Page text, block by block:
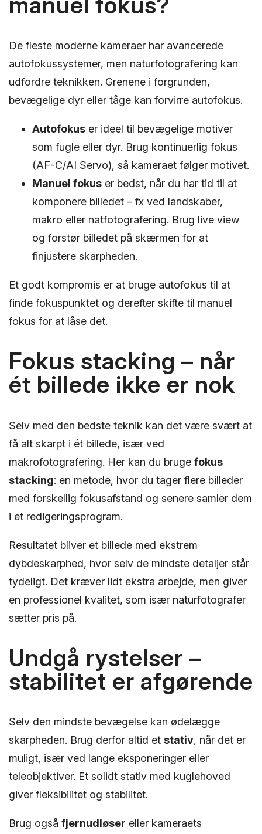
De fleste moderne kameraer har avancerede
autofokussystemer, men naturfotografering kan
udfordre teknikken. Grenene i forgrunden,
bevægelige dyr eller tåge kan forvirre autofokus.
Autofokus er ideel til bevægelige motiver
som fugle eller dyr. Brug kontinuerlig fokus
(AF-C/AI Servo), så kameraet følger motivet.
Manuel fokus er bedst, når du har tid til at
komponere billedet – fx ved landskaber,
makro eller natfotografering. Brug live view
og forstør billedet på skærmen for at
finjustere skarpheden.
Et godt kompromis er at bruge autofokus til at
finde fokuspunktet og derefter skifte til manuel
fokus for at låse det.
Fokus stacking – når
ét billede ikke er nok
Selv med den bedste teknik kan det være svært at
få alt skarpt i ét billede, især ved
makrofotografering. Her kan du bruge fokus
stacking: en metode, hvor du tager flere billeder
med forskellig fokusafstand og senere samler dem
i et redigeringsprogram.
Resultatet bliver et billede med ekstrem
dybdeskarphed, hvor selv de mindste detaljer står
tydeligt. Det kræver lidt ekstra arbejde, men giver
en professionel kvalitet, som især naturfotografer
sætter pris på.
Undgå rystelser –
stabilitet er afgørende
Selv den mindste bevægelse kan ødelægge
skarpheden. Brug derfor altid et stativ, når det er
muligt, især ved lange eksponeringer eller
teleobjektiver. Et solidt stativ med kuglehoved
giver fleksibilitet og stabilitet.
Brug også fjernudløser eller kameraets